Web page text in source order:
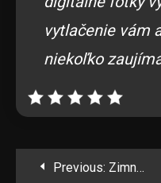
vytlačenie vám
niekoľko
Navigácia
Previous: Zimná údržba garáže.